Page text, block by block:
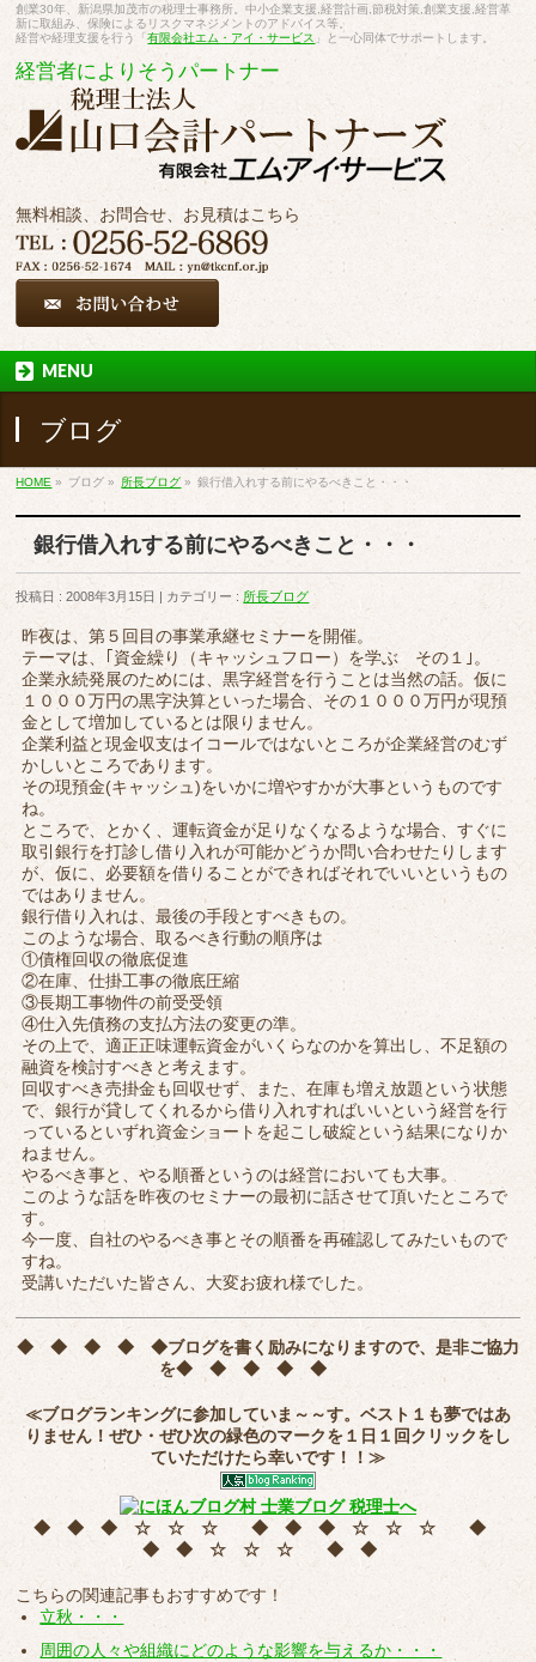
創業30年、新潟県加茂市の税理士事務所。中小企業支援,経営計画,節税対策,創業支援,経営革
新に取組み、保険によるリスクマネジメントのアドバイス等。
経営や経理支援を行う「有限会社エム・アイ・サービス 」と一心同体でサポートします。
経営者によりそうパートナー
無料相談、お問合せ、お見積はこちら
MENU
ブログ
HOME » ブログ » 所長ブログ » 銀行借入れする前にやるべきこと・・・
銀行借入れする前にやるべきこと・・・
投稿日 : 2008年3月15日 カテゴリー : 所長ブログ
昨夜は、第５回目の事業承継セミナーを開催。
テーマは、｢資金繰り（キャッシュフロー）を学ぶ その１｣。
企業永続発展のためには、黒字経営を行うことは当然の話。仮に
１０００万円の黒字決算といった場合、その１０００万円が現預
金として増加しているとは限りません。
企業利益と現金収支はイコールではないところが企業経営のむず
かしいところであります。
その現預金(キャッシュ)をいかに増やすかが大事というものです
ね。
ところで、とかく、運転資金が足りなくなるような場合、すぐに
取引銀行を打診し借り入れが可能かどうか問い合わせたりします
が、仮に、必要額を借りることができればそれでいいというもの
ではありません。
銀行借り入れは、最後の手段とすべきもの。
このような場合、取るべき行動の順序は
①債権回収の徹底促進
②在庫、仕掛工事の徹底圧縮
③長期工事物件の前受受領
④仕入先債務の支払方法の変更の準。
その上で、適正正味運転資金がいくらなのかを算出し、不足額の
融資を検討すべきと考えます。
回収すべき売掛金も回収せず、また、在庫も増え放題という状態
で、銀行が貸してくれるから借り入れすればいいという経営を行
っているといずれ資金ショートを起こし破綻という結果になりか
ねません。
やるべき事と、やる順番というのは経営においても大事。
このような話を昨夜のセミナーの最初に話させて頂いたところで
す。
今一度、自社のやるべき事とその順番を再確認してみたいもので
すね。
受講いただいた皆さん、大変お疲れ様でした。
◆ ◆ ◆ ◆ ◆ブログを書く励みになりますので、是非ご協力
を◆ ◆ ◆ ◆ ◆
≪ブログランキングに参加していま～～す。ベスト１も夢ではあ
りません！ぜひ・ぜひ次の緑色のマークを１日１回クリックをし
ていただけたら幸いです！！≫
◆ ◆ ◆ ☆ ☆ ☆ ◆ ◆ ◆ ☆ ☆ ☆ ◆
◆ ◆ ☆ ☆ ☆ ◆ ◆
こちらの関連記事もおすすめです！
立秋・・・
周囲の人々や組織にどのような影響を与えるか・・・